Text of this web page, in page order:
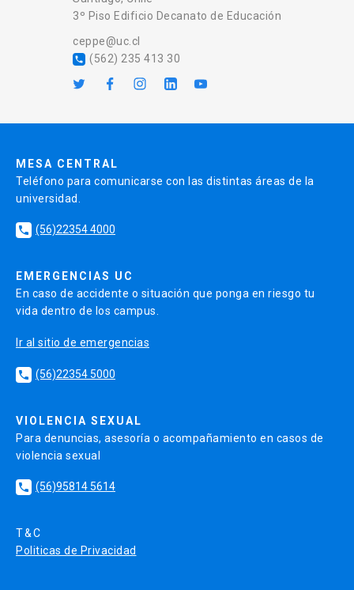
3º Piso Edificio Decanato de Educación
ceppe@uc.cl
local_phone (562) 235 413 30
MESA CENTRAL
Teléfono para comunicarse con las distintas áreas de la
universidad.
local_phone (56)22354 4000
EMERGENCIAS UC
En caso de accidente o situación que ponga en riesgo tu
vida dentro de los campus.
Ir al sitio de emergencias
local_phone (56)22354 5000
VIOLENCIA SEXUAL
Para denuncias, asesoría o acompañamiento en casos de
violencia sexual
local_phone (56)95814 5614
T&C
Politicas de Privacidad